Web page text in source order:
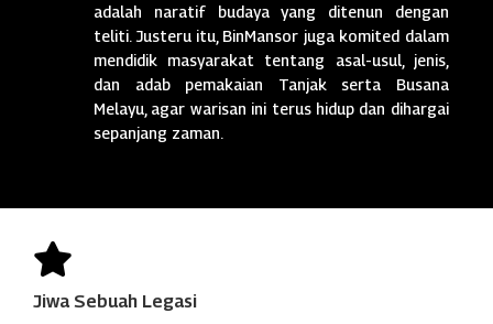
adalah naratif budaya yang ditenun dengan
teliti. Justeru itu, BinMansor juga komited dalam
mendidik masyarakat tentang asal-usul, jenis,
dan adab pemakaian Tanjak serta Busana
Melayu, agar warisan ini terus hidup dan dihargai
sepanjang zaman.

Jiwa Sebuah Legasi